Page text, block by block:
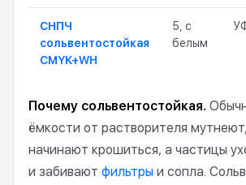
СНПЧ
сольвентостойкая
CMYK+WH
5, с
белым
Почему сольвентостойкая.
ёмкости от растворителя
начинают крошиться, а частицы
и забивают фильтры и сопла.